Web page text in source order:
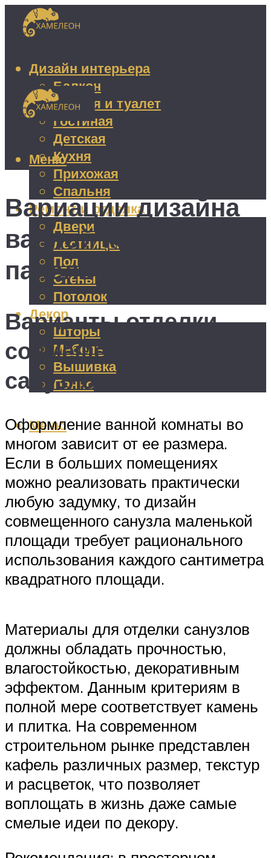
Дизайн интерьера
Балкон
Ванная и туалет
Гостиная
Детская
Кухня
Прихожая
Спальня
Ремонт и отделка
Двери
Лестницы
Пол
Стены
Потолок
Декор
Шторы
Мебель
Вышивка
Панно
Меню
Меню
Вариации дизайна
ванной комнаты в
панельном доме
Варианты отделки
совмещенных
санузлов
Оформление ванной комнаты во
многом зависит от ее размера.
Если в больших помещениях
можно реализовать практически
любую задумку, то дизайн
совмещенного санузла маленькой
площади требует рационального
использования каждого сантиметра
квадратного площади.
Материалы для отделки санузлов
должны обладать прочностью,
влагостойкостью, декоративным
эффектом. Данным критериям в
полной мере соответствует камень
и плитка. На современном
строительном рынке представлен
кафель различных размер, текстур
и расцветок, что позволяет
воплощать в жизнь даже самые
смелые идеи по декору.